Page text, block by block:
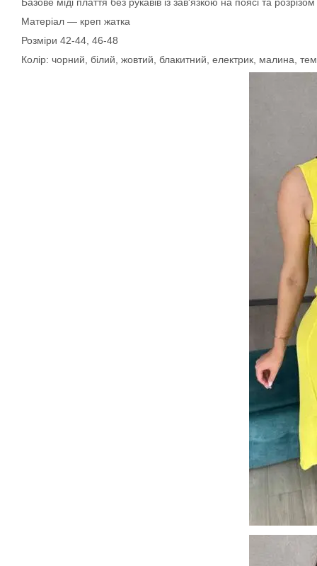
Матеріал — креп жатка
Розміри 42-44, 46-48
Колір: чорний, білий, жовтий, блакитний, електрик, малина,